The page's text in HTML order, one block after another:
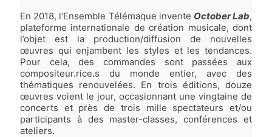
En 2018, l’Ensemble Télémaque invente October Lab,
plateforme internationale de création musicale, dont
l’objet est la production/diffusion de nouvelles
œuvres qui enjambent les styles et les tendances.
Pour cela, des commandes sont passées aux
compositeur.rice.s du monde entier, avec des
thématiques renouvelées. En trois éditions, douze
œuvres voient le jour, occasionnant une vingtaine de
concerts et près de trois mille spectateurs et/ou
participants à des master-classes, conférences et
ateliers.